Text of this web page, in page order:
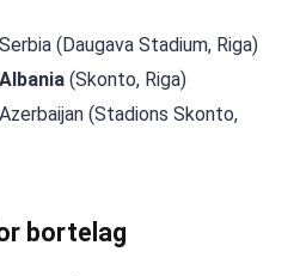
(Daugava Stadium, Riga)
(Skonto, Riga)
(Stadions Skonto,
bortelag